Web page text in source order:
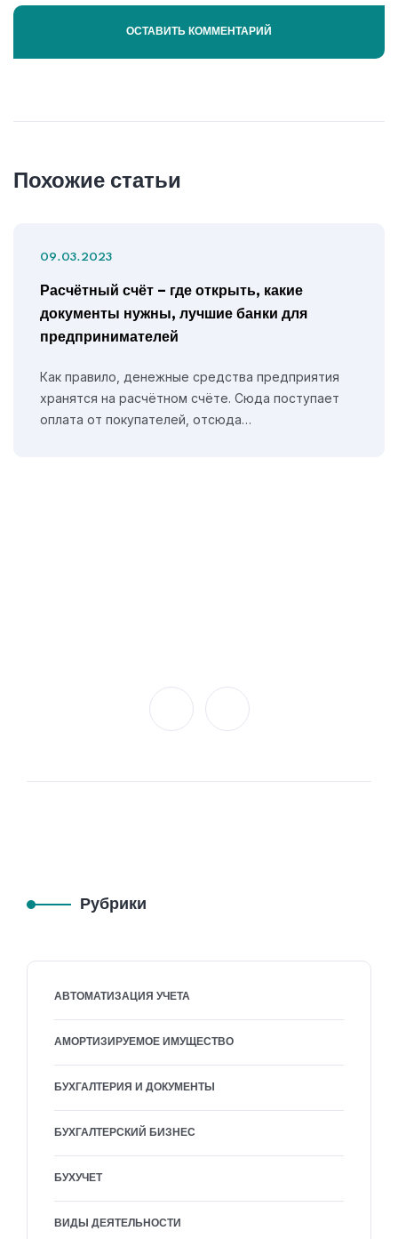
Похожие статьи
09.03.2023
Расчётный счёт – где открыть, какие
документы нужны, лучшие банки для
предпринимателей
Как правило, денежные средства предприятия
хранятся на расчётном счёте. Сюда поступает
оплата от покупателей, отсюда…
Рубрики
АВТОМАТИЗАЦИЯ УЧЕТА
АМОРТИЗИРУЕМОЕ ИМУЩЕСТВО
БУХГАЛТЕРИЯ И ДОКУМЕНТЫ
БУХГАЛТЕРСКИЙ БИЗНЕС
БУХУЧЕТ
ВИДЫ ДЕЯТЕЛЬНОСТИ